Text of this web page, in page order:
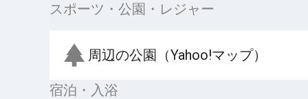
スポーツ・公園・レジャー
周辺の公園（Yahoo!マップ）
宿泊・入浴